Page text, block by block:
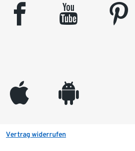
facebook youtube pinterest
appleinc android
Vertrag widerrufen